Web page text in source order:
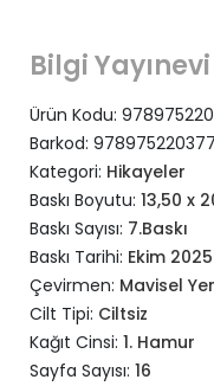
Bilgi
Ürün Kodu:
Barkod:
Kategori: Hikayeler
Baskı Boyutu: 13,50 x
Baskı Sayısı: 7.Baskı
Baskı Tarihi: Ekim 2025
Çevirmen: Mavisel
Cilt Tipi: Ciltsiz
Kağıt Cinsi: 1. Hamur
Sayfa Sayısı: 16